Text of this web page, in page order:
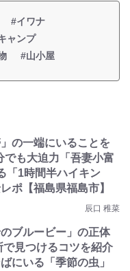
#イワナ
ャンプ
#山小屋
の一端にいることを
でも大迫力「吾妻小富
「1時間半ハイキン
ポ【福島県福島市】
辰口 稚菜
ブルービー」の正体
で見つけるコツを紹介
にいる「季節の虫」